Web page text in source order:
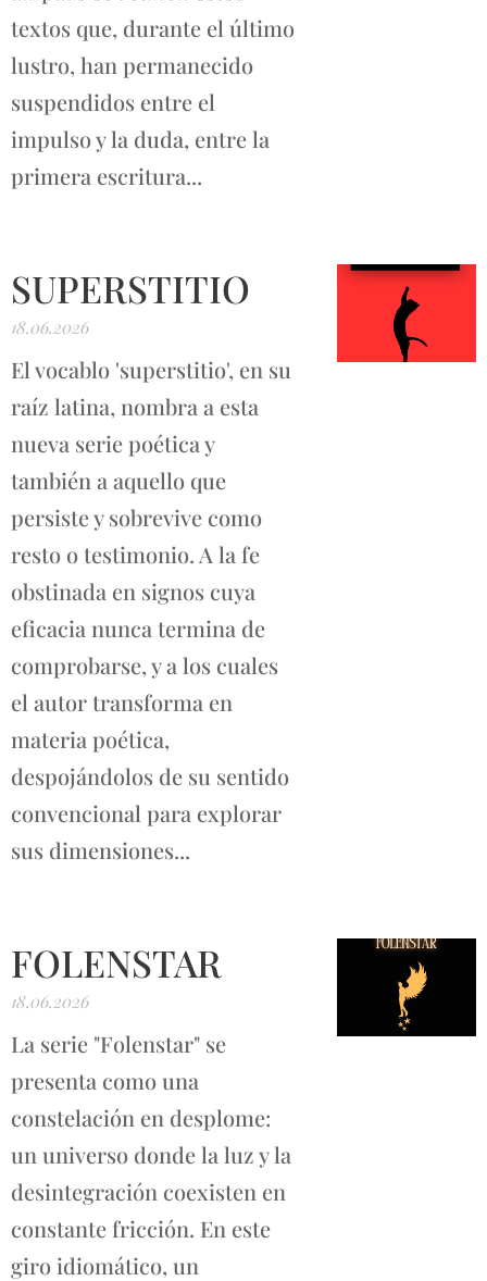
textos que, durante el último
lustro, han permanecido
suspendidos entre el
impulso y la duda, entre la
primera escritura...
SUPERSTITIO
18.06.2026
El vocablo 'superstitio', en su
raíz latina, nombra a esta
nueva serie poética y
también a aquello que
persiste y sobrevive como
resto o testimonio. A la fe
obstinada en signos cuya
eficacia nunca termina de
comprobarse, y a los cuales
el autor transforma en
materia poética,
despojándolos de su sentido
convencional para explorar
sus dimensiones...
FOLENSTAR
18.06.2026
La serie "Folenstar" se
presenta como una
constelación en desplome:
un universo donde la luz y la
desintegración coexisten en
constante fricción. En este
giro idiomático, un